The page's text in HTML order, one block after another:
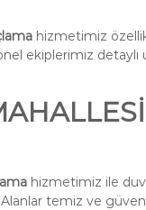
hizmetimiz
ekiplerimiz
hizmetimiz ile
temiz ve